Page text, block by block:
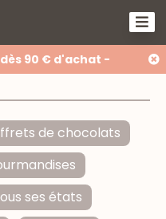
90 € d'achat -
de chocolats
ses états